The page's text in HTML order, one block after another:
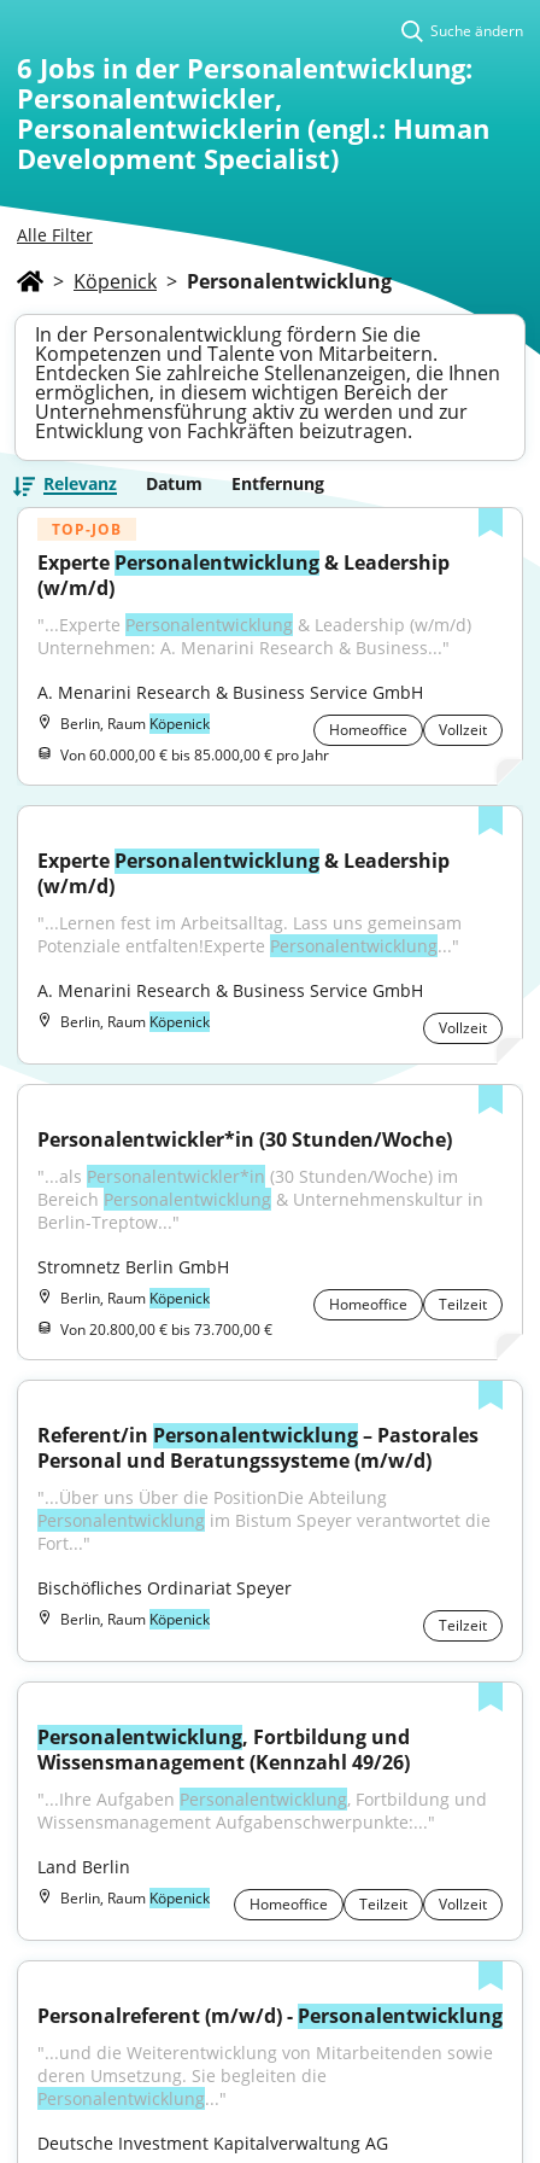
Alle Filter
Suche ändern
6 Jobs in der Personalentwicklung:
Personalentwickler,
Personalentwicklerin (engl.: Human
Development Specialist)
> Köpenick > Personalentwicklung
In der Personalentwicklung fördern Sie die
Kompetenzen und Talente von Mitarbeitern.
Entdecken Sie zahlreiche Stellenanzeigen, die Ihnen
ermöglichen, in diesem wichtigen Bereich der
Unternehmensführung aktiv zu werden und zur
Entwicklung von Fachkräften beizutragen.
Relevanz Datum Entfernung
TOP-JOB
Experte Personalentwicklung & Leadership
(w/m/d)
"...Experte Personalentwicklung & Leadership (w/m/d)
Unternehmen: A. Menarini Research & Business..."
A. Menarini Research & Business Service GmbH
Berlin, Raum Köpenick Homeoffice
Vollzeit
Von 60.000,00 € bis 85.000,00 € pro Jahr
Experte Personalentwicklung & Leadership
(w/m/d)
"...Lernen fest im Arbeitsalltag. Lass uns gemeinsam
Potenziale entfalten!Experte Personalentwicklung..."
A. Menarini Research & Business Service GmbH
Berlin, Raum Köpenick Vollzeit
Personalentwickler*in (30 Stunden/Woche)
"...als Personalentwickler*in (30 Stunden/Woche) im
Bereich Personalentwicklung & Unternehmenskultur in
Berlin-Treptow..."
Stromnetz Berlin GmbH
Berlin, Raum Köpenick Homeoffice
Teilzeit
Von 20.800,00 € bis 73.700,00 €
Referent/in Personalentwicklung – Pastorales
Personal und Beratungssysteme (m/w/d)
Personalentwicklung im Bistum Speyer verantwortet die
Fort..."
Bischöfliches Ordinariat Speyer
Berlin, Raum Köpenick Teilzeit
Personalentwicklung, Fortbildung und
Wissensmanagement (Kennzahl 49/26)
"...Ihre Aufgaben Personalentwicklung, Fortbildung und
Wissensmanagement Aufgabenschwerpunkte:..."
Land Berlin
Berlin, Raum Köpenick Homeoffice Teilzeit Vollzeit
Personalreferent (m/w/d) - Personalentwicklung
"...und die Weiterentwicklung von Mitarbeitenden sowie
Personalentwicklung..."
Deutsche Investment Kapitalverwaltung AG